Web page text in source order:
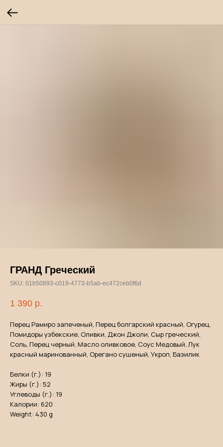
ГРАНД Греческий
SKU: 01b50893-c019-4773-b5ab-ec472ceb0f6d
1 390 р.
Перец Рамиро запеченый, Перец болгарский красный, Огурец,
Помидоры узбекские, Оливки, Джон Джоли, Сыр греческий,
Соль, Перец черный, Масло оливковое, Соус Медовый, Лук
красный маринованный, Орегано сушеный, Укроп, Базилик
Белки (г.): 19
Жиры (г.): 52
Углеводы (г.): 19
Калории: 620
Weight: 430 g